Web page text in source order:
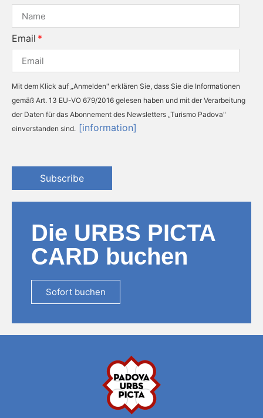
Email
Mit dem Klick auf „Anmelden" erklären Sie, dass Sie die Informationen
gemäß Art. 13 EU-VO 679/2016 gelesen haben und mit der Verarbeitung
der Daten für das Abonnement des Newsletters „Turismo Padova"
einverstanden sind. [information]
Subscribe
Die URBS PICTA
CARD buchen
Sofort buchen